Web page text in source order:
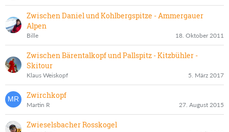
Zwischen Daniel und Kohlbergspitze - Ammergauer
Alpen
Bille 18. Oktober 2011
Zwischen Bärentalkopf und Pallspitz - Kitzbühler -
Skitour
Klaus Weiskopf 5. März 2017
Zwirchkopf
Martin R 27. August 2015
Zwieselsbacher Rosskogel